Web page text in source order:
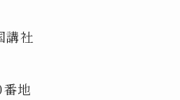
講社
地